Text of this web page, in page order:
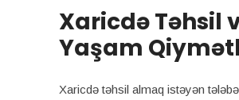
Xaricdə Təhsil
Yaşam
Xaricdə təhsil almaq istəyən